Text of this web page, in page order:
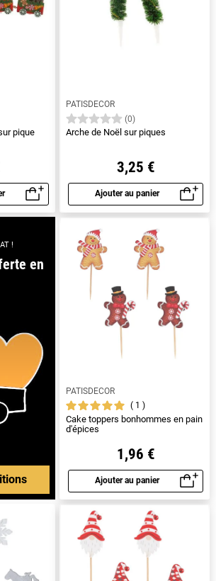
pique
rapide
PATISDECOR
(0)
Arche de Noël sur piques
3,25 €
Ajouter au panier
Aperçu rapide
!
en
PATISDECOR
1
Cake toppers bonhommes en pain
d'épices
1,96 €
Ajouter au panier
Aperçu rapide